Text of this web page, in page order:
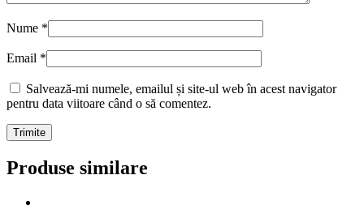
Nume *
Email *
Salvează-mi numele, emailul și site-ul web în acest navigator
pentru data viitoare când o să comentez.
Produse similare